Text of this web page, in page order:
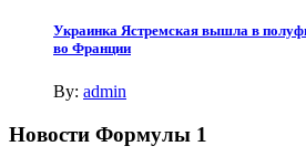
Украинка Ястремская вышла в
во Франции
By: admin
Новости Формулы 1